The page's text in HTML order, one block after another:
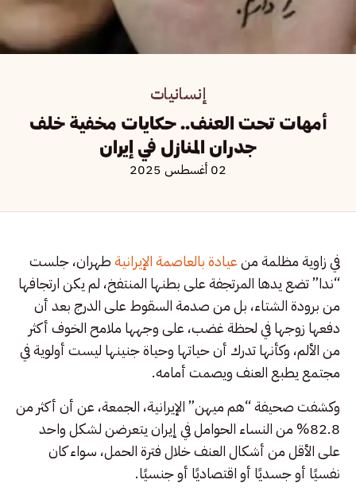
إنسانيات
أمهات تحت العنف.. حكايات مخفية خلف
جدران المنازل في إيران
02 أغسطس 2025
في زاوية مظلمة منعيادة بالعاصمة الإيرانيةطهران، جلست
“ندا” تضع يدها المرتجفة على بطنها المنتفخ، لم يكن ارتجافها
من برودة الشتاء، بل من صدمة السقوط على الدرج بعد أن
دفعها زوجها في لحظة غضب، على وجهها ملامح الخوف أكثر
من الألم، وكأنها تدرك أن حياتها وحياة جنينها ليست أولوية في
مجتمع يطبع العنف ويصمت أمامه.
وكشفت صحيفة “هم ‌میهن” الإيرانية، الجمعة، عن أن أكثر من
82.8% من النساء الحوامل في إيران يتعرضن لشكل واحد
على الأقل من أشكال العنف خلال فترة الحمل، سواء كان
نفسيًا أو جسديًا أو اقتصاديًا أو جنسيًا.